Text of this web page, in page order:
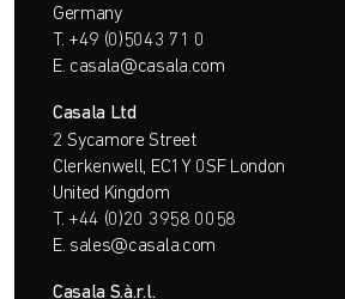
Germany
T. +49 (0)5043 71 0
E. casala@casala.com
Casala Ltd
2 Sycamore Street
Clerkenwell, EC1Y 0SF London
United Kingdom
T. +44 (0)20 3958 0058
E. sales@casala.com
Casala S.à.r.l.